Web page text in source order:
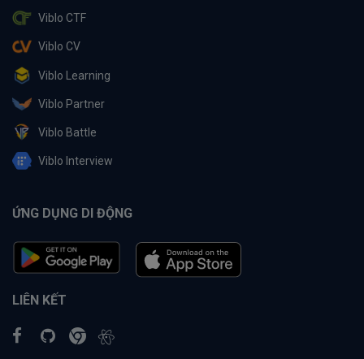
Viblo CTF
Viblo CV
Viblo Learning
Viblo Partner
Viblo Battle
Viblo Interview
ỨNG DỤNG DI ĐỘNG
LIÊN KẾT